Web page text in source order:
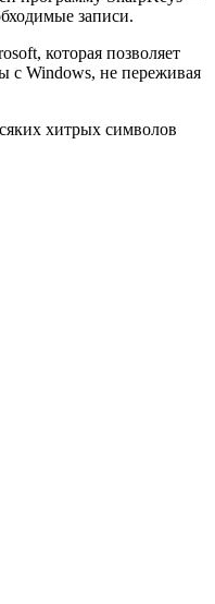
записи.
которая позволяет
с Windows, не переживая
хитрых символов